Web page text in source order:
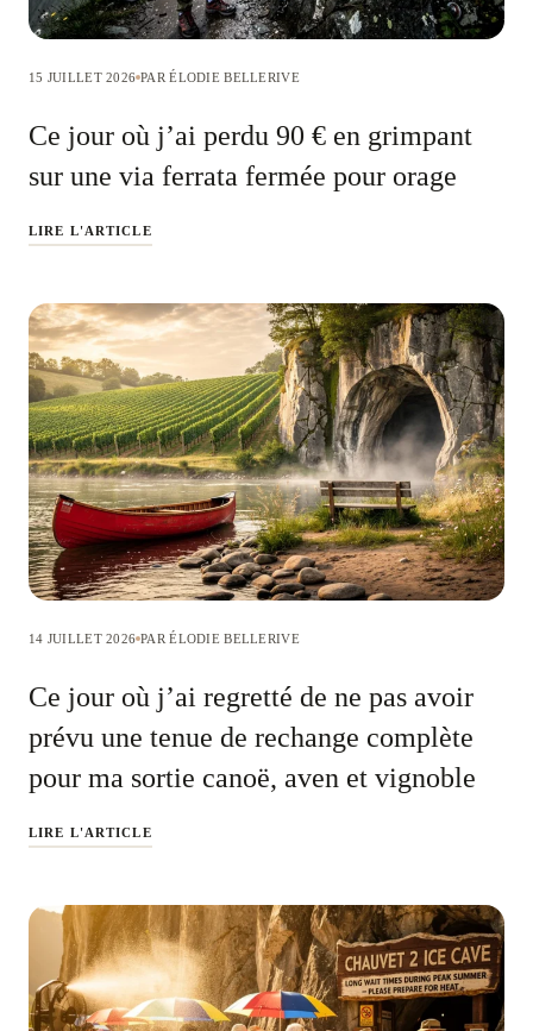
15 JUILLET 2026 PAR ÉLODIE BELLERIVE
Ce jour où j’ai perdu 90 € en grimpant
sur une via ferrata fermée pour orage
LIRE L'ARTICLE
14 JUILLET 2026 PAR ÉLODIE BELLERIVE
Ce jour où j’ai regretté de ne pas avoir
prévu une tenue de rechange complète
pour ma sortie canoë, aven et vignoble
LIRE L'ARTICLE